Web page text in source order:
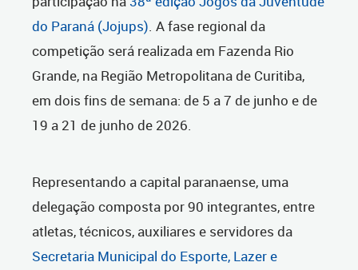
do Paraná (Jojups). A fase regional da
competição será realizada em Fazenda Rio
Grande, na Região Metropolitana de Curitiba,
em dois fins de semana: de 5 a 7 de junho e de
19 a 21 de junho de 2026.
Representando a capital paranaense, uma
delegação composta por 90 integrantes, entre
atletas, técnicos, auxiliares e servidores da
Secretaria Municipal do Esporte, Lazer e